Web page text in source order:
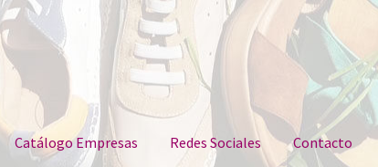
Catálogo Empresas Redes Sociales Contacto